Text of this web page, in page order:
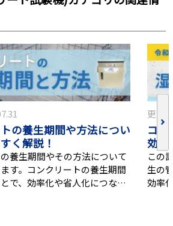
の養生期間や方法につい
く解説！
養生期間やその方法について
す。コンクリートの養生期間
で、効率化や省人化につなが
更新
コン
効率
和最
この
生の
効率